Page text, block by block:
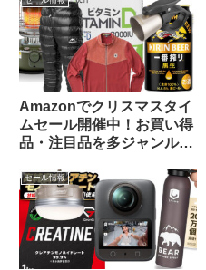
Amazonでクリスマスタイ
ムセール開催中！お買い得
品・注目品を多ジャンルか
します
セール情報